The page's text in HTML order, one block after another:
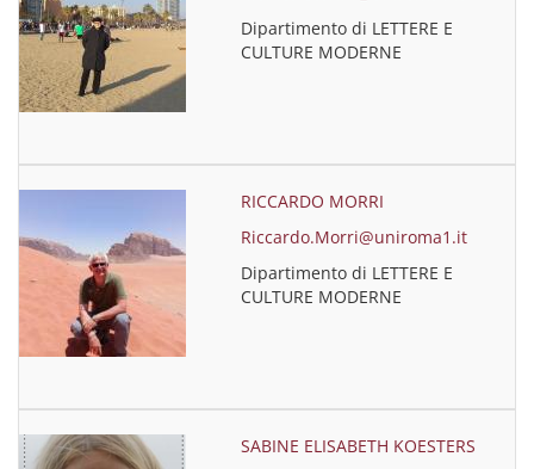
Dipartimento di LETTERE E
CULTURE MODERNE
RICCARDO MORRI
Riccardo.Morri@uniroma1.it
Dipartimento di LETTERE E
CULTURE MODERNE
SABINE ELISABETH KOESTERS